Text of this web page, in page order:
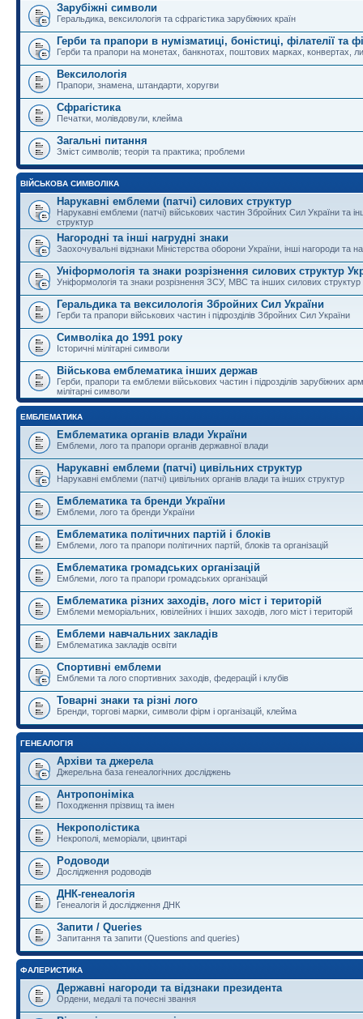
Зарубіжні символи
Геральдика, вексилологія та сфрагістика зарубіжних країн
Герби та прапори в нумізматиці, боністиці, філателії та
Герби та прапори на монетах, банкнотах, поштових марках, конвертах,
Вексилологія
Прапори, знамена, штандарти, хоругви
Сфрагістика
Печатки, молівдовули, клейма
Загальні питання
Зміст символів; теорія та практика; проблеми
ВІЙСЬКОВА СИМВОЛІКА
Нарукавні емблеми (патчі) силових структур
Нарукавні емблеми (патчі) військових частин Збройних Сил України та
структур
Нагородні та інші нагрудні знаки
Заохочувальні відзнаки Міністерства оборони України, інші нагороди та
Уніформологія та знаки розрізнення силових структур
Уніформологія та знаки розрізнення ЗСУ, МВС та інших силових структур
Геральдика та вексилологія Збройних Сил України
Герби та прапори військових частин і підрозділів Збройних Сил України
Символіка до 1991 року
Історичні мілітарні символи
Військова емблематика інших держав
Герби, прапори та емблеми військових частин і підрозділів зарубіжних
мілітарні символи
ЕМБЛЕМАТИКА
Емблематика органів влади України
Емблеми, лого та прапори органів державної влади
Нарукавні емблеми (патчі) цивільних структур
Нарукавні емблеми (патчі) цивільних органів влади та інших структур
Емблематика та бренди України
Емблеми, лого та бренди України
Емблематика політичних партій і блоків
Емблеми, лого та прапори політичних партій, блоків та організацій
Емблематика громадських організацій
Емблеми, лого та прапори громадських організацій
Емблематика різних заходів, лого міст і територій
Емблеми меморіальних, ювілейних і інших заходів, лого міст і територій
Емблеми навчальних закладів
Емблематика закладів освіти
Спортивні емблеми
Емблеми та лого спортивних заходів, федерацій і клубів
Товарні знаки та різні лого
Бренди, торгові марки, символи фірм і організацій, клейма
ГЕНЕАЛОГІЯ
Архіви та джерела
Джерельна база генеалогічних досліджень
Антропоніміка
Походження прізвищ та імен
Некрополістика
Некрополі, меморіали, цвинтарі
Родоводи
Дослідження родоводів
ДНК-генеалогія
Генеалогія й дослідження ДНК
Запити / Queries
Запитання та запити (Questions and queries)
ФАЛЕРИСТИКА
Державні нагороди та відзнаки президента
Ордени, медалі та почесні звання